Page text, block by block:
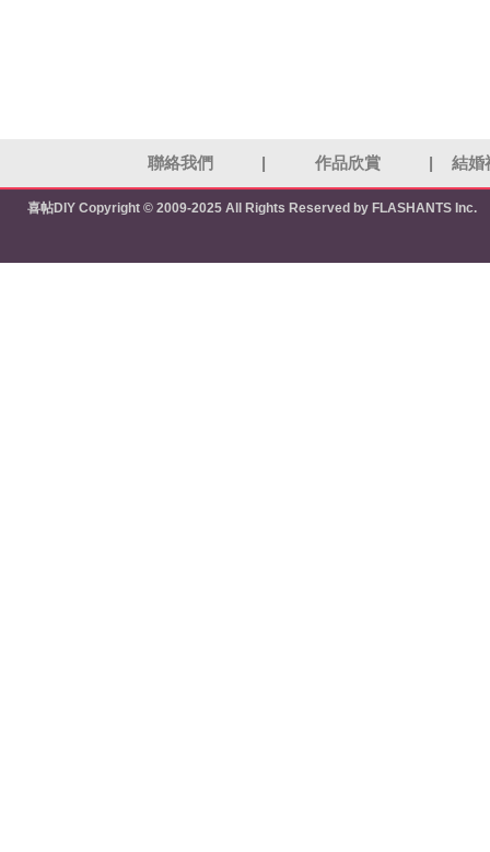
聯絡我們 作品欣賞 結婚
喜帖DIY Copyright © 2009-2025 All Rights Reserved by FLASHANTS Inc.